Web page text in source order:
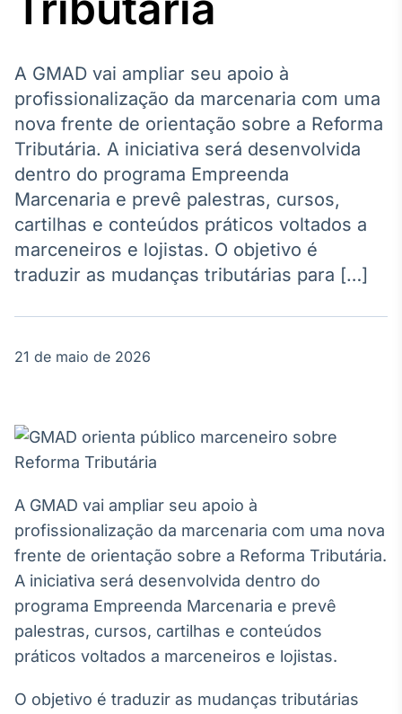
Broadcast
Político
Os bastidores da
política em
Broadcast
O setor de
e Conteúdos
Broadcast
Plataforma para
negociação de
Datafeed
A GMAD vai ampliar seu apoio à
profissionalização da marcenaria com uma
nova frente de orientação sobre a Reforma
Tributária. A iniciativa será desenvolvida
dentro do programa Empreenda
Marcenaria e prevê palestras, cursos,
cartilhas e conteúdos práticos voltados a
marceneiros e lojistas. O objetivo é
traduzir as mudanças tributárias para […]
21 de maio de 2026
A GMAD vai ampliar seu apoio à
profissionalização da marcenaria com uma nova
frente de orientação sobre a Reforma Tributária.
A iniciativa será desenvolvida dentro do
programa Empreenda Marcenaria e prevê
palestras, cursos, cartilhas e conteúdos
práticos voltados a marceneiros e lojistas.
O objetivo é traduzir as mudanças tributárias